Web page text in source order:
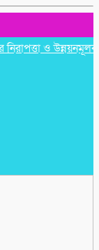
ও উন্নয়নমূলক